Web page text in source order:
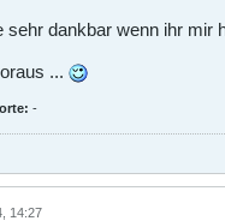
sehr dankbar wenn ihr mir
...
-
14:27